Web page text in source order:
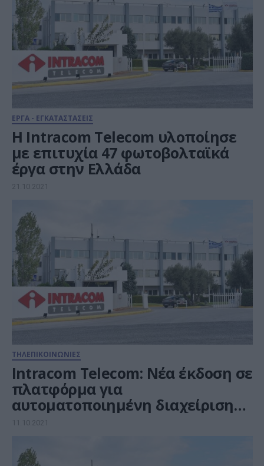
ΕΡΓΑ - ΕΓΚΑΤΑΣΤΑΣΕΙΣ
Η Intracom Telecom υλοποίησε
με επιτυχία 47 φωτοβολταϊκά
έργα στην Ελλάδα
21.10.2021
ΤΗΛΕΠΙΚΟΙΝΩΝΙΕΣ
Intracom Telecom: Νέα έκδοση σε
πλατφόρμα για
αυτοματοποιημένη διαχείριση
δικτύου
11.10.2021